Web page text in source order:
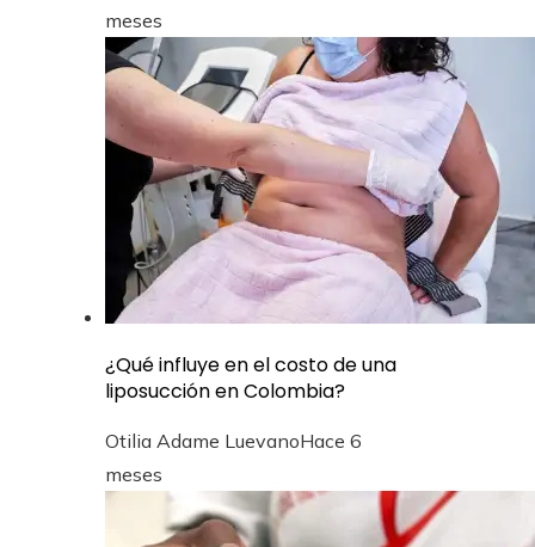
meses
¿Qué influye en el costo de una
liposucción en Colombia?
Otilia Adame LuevanoHace 6
meses